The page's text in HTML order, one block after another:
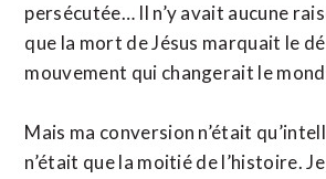
persécutée… Il n’y avait aucune
que la mort de Jésus marquait le
mouvement qui changerait le
Mais ma conversion n’était
n’était que la moitié de l’histoire.